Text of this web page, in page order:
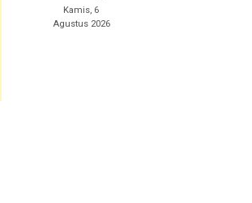
Kamis, 6
Agustus 2026